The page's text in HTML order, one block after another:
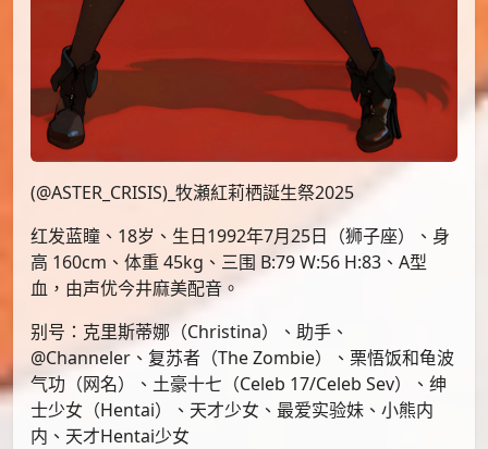
(@ASTER_CRISIS)_牧瀬紅莉栖誕生祭2025
红发蓝瞳、18岁、生日1992年7月25日（狮子座）、身
高 160cm、体重 45kg、三围 B:79 W:56 H:83、A型
血，由声优今井麻美配音。
别号：克里斯蒂娜（Christina）、助手、
@Channeler、复苏者（The Zombie）、栗悟饭和龟波
气功（网名）、土豪十七（Celeb 17/Celeb Sev）、绅
士少女（Hentai）、天才少女、最爱实验妹、小熊内
内、天才Hentai少女